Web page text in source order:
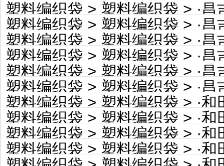
塑料编织袋>塑料编织袋> ·昌吉
塑料编织袋>塑料编织袋> ·昌吉
塑料编织袋>塑料编织袋> ·昌吉
塑料编织袋>塑料编织袋> ·昌吉
塑料编织袋>塑料编织袋> ·昌吉
塑料编织袋>塑料编织袋> ·昌吉
塑料编织袋>塑料编织袋> ·和田
塑料编织袋>塑料编织袋> ·和田
塑料编织袋>塑料编织袋> ·和田
塑料编织袋>塑料编织袋> ·和田